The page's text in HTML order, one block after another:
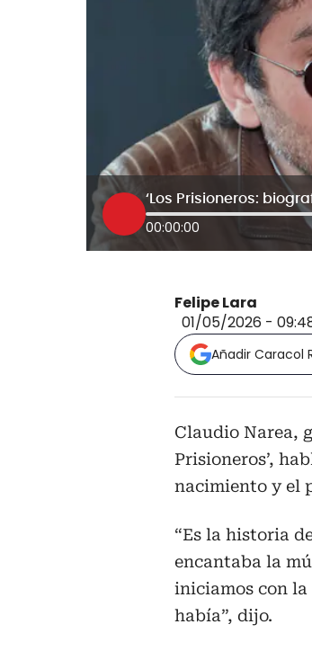
00:00:00
Felipe Lara
01/05/2026 -
Añadir Caracol
Claudio Narea,
Prisioneros’,
nacimiento y el
“Es la historia
encantaba la
iniciamos con la
había”, dijo.